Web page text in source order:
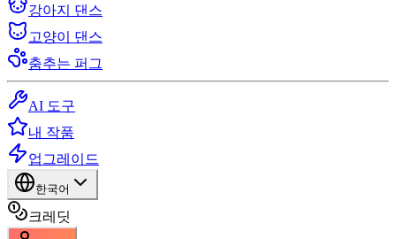
강아지 댄스
고양이 댄스
춤추는 퍼그
AI 도구
내 작품
업그레이드
한국어
크레딧